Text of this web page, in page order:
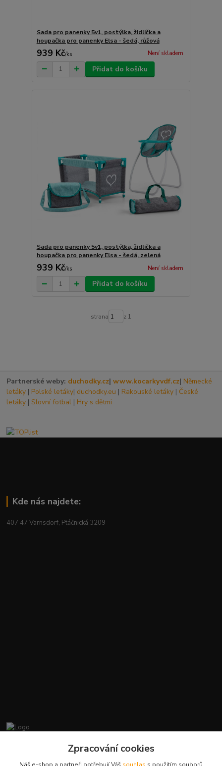
Sada pro panenky 5v1, postýlka, židlička a
houpačka pro panenky Elsa - šedá, růžová
939 Kč/ks Není skladem
Přidat do košíku
Sada pro panenky 5v1, postýlka, židlička a
houpačka pro panenky Elsa - šedá, zelená
939 Kč/ks Není skladem
Přidat do košíku
strana z 1
Partnerské weby: duchodky.cz|www.kocarkyvdf.cz| Německé
letáky | Polské letáky| duchodky.eu | Rakouské letáky | České
letáky | Slovní fotbal | Hry s dětmi
Kde nás najdete:
407 47 Varnsdorf, Ptáčnická 3209
Zpracování cookies